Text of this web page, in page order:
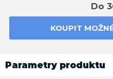
Do
KOUPIT
Parametry produktu